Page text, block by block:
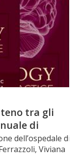
tra gli
di
dell’ospedale di
Viviana